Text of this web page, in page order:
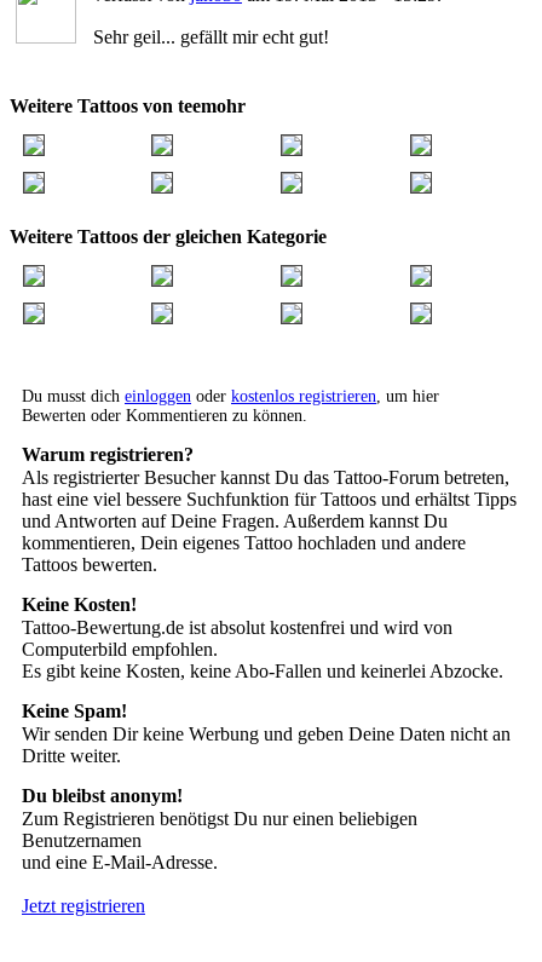
Sehr geil... gefällt mir echt gut!
Weitere Tattoos von teemohr
Weitere Tattoos der gleichen Kategorie
Du musst dich einloggen oder kostenlos registrieren , um hier
Bewerten oder Kommentieren zu können.
Warum registrieren?
Als registrierter Besucher kannst Du das Tattoo-Forum betreten,
hast eine viel bessere Suchfunktion für Tattoos und erhältst Tipps
und Antworten auf Deine Fragen. Außerdem kannst Du
kommentieren, Dein eigenes Tattoo hochladen und andere
Tattoos bewerten.
Keine Kosten!
Tattoo-Bewertung.de ist absolut kostenfrei und wird von
Computerbild empfohlen.
Es gibt keine Kosten, keine Abo-Fallen und keinerlei Abzocke.
Keine Spam!
Wir senden Dir keine Werbung und geben Deine Daten nicht an
Dritte weiter.
Du bleibst anonym!
Zum Registrieren benötigst Du nur einen beliebigen
Benutzernamen
und eine E-Mail-Adresse.
Jetzt registrieren